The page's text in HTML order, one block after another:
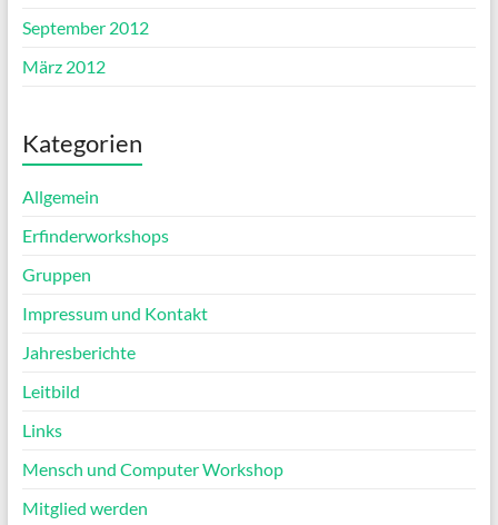
September 2012
März 2012
Kategorien
Allgemein
Erfinderworkshops
Gruppen
Impressum und Kontakt
Jahresberichte
Leitbild
Links
Mensch und Computer Workshop
Mitglied werden